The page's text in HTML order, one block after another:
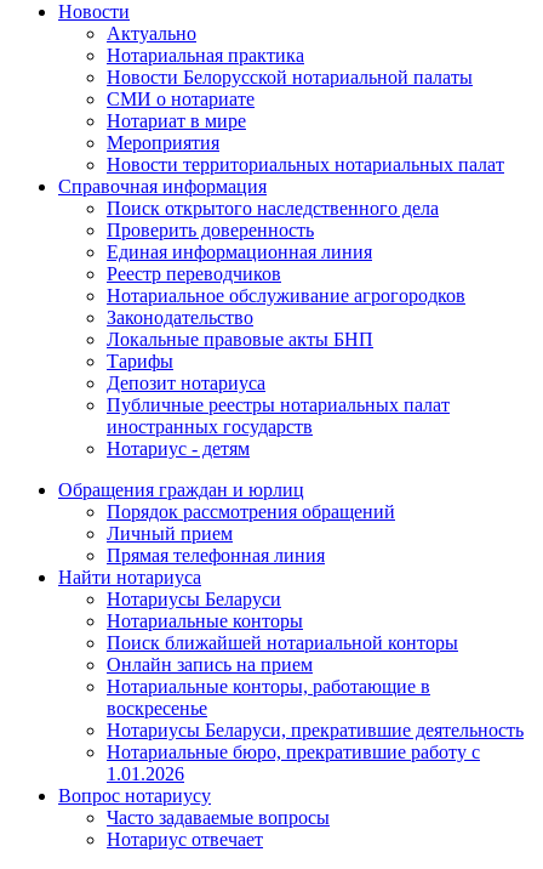
Новости
Актуально
Нотариальная практика
Новости Белорусской нотариальной палаты
СМИ о нотариате
Нотариат в мире
Мероприятия
Новости территориальных нотариальных палат
Справочная информация
Поиск открытого наследственного дела
Проверить доверенность
Единая информационная линия
Реестр переводчиков
Нотариальное обслуживание агрогородков
Законодательство
Локальные правовые акты БНП
Тарифы
Депозит нотариуса
Публичные реестры нотариальных палат
иностранных государств
Нотариус - детям
Обращения граждан и юрлиц
Порядок рассмотрения обращений
Личный прием
Прямая телефонная линия
Найти нотариуса
Нотариусы Беларуси
Нотариальные конторы
Поиск ближайшей нотариальной конторы
Онлайн запись на прием
Нотариальные конторы, работающие в
воскресенье
Нотариусы Беларуси, прекратившие деятельность
Нотариальные бюро, прекратившие работу с
1.01.2026
Вопрос нотариусу
Часто задаваемые вопросы
Нотариус отвечает